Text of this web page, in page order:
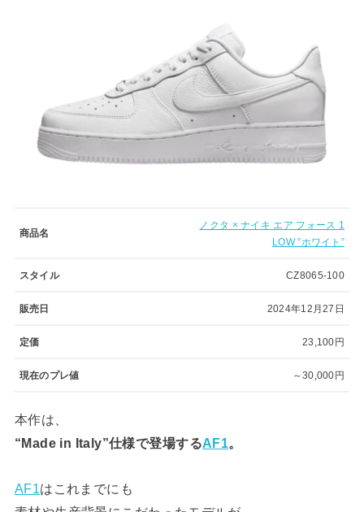
商品名
ノクタ × ナイキ エア フォース 1
LOW ”ホワイト”
スタイル CZ8065-100
販売日 2024年12月27日
定価 23,100円
現在のプレ値 ～30,000円
本作は、
“Made in Italy”仕様で登場するAF1。
AF1はこれまでにも